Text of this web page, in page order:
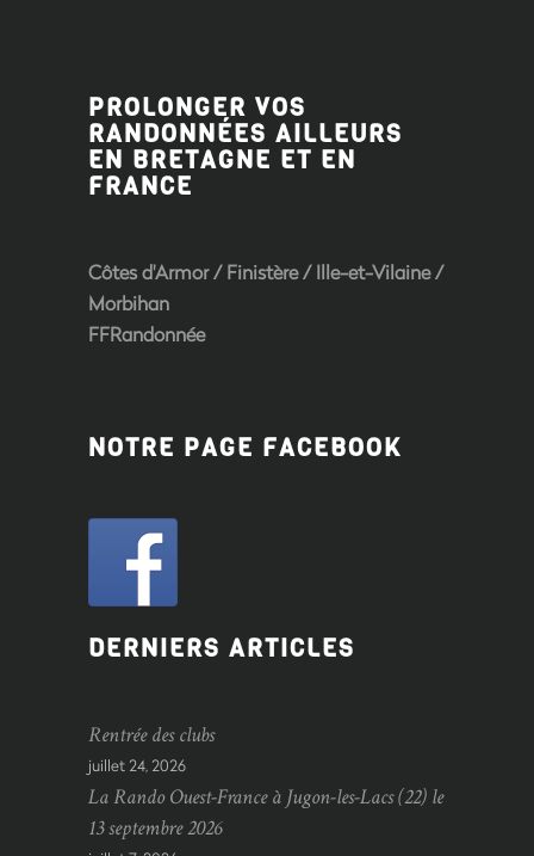
PROLONGER VOS
RANDONNÉES AILLEURS
EN BRETAGNE ET EN
FRANCE
Côtes d'Armor/Finistère/Ille-et-Vilaine/
Morbihan
FFRandonnée
NOTRE PAGE FACEBOOK
DERNIERS ARTICLES
Rentrée des clubs
juillet 24, 2026
La Rando Ouest-France à Jugon-les-Lacs (22) le
13 septembre 2026